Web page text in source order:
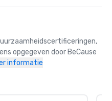
opgegeven door BeCause
informatie